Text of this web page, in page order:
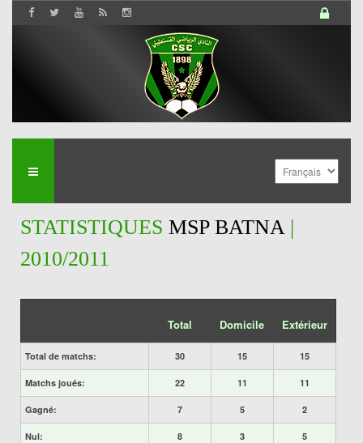
STATISTIQUES MSP BATNA|
2010/2011
Total Domicile Extérieur
Total de matchs: 30 15 15
Matchs joués: 22 11 11
Gagné: 7 5 2
Nul: 8 3 5